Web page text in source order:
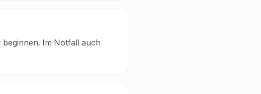
beginnen. Im Notfall auch